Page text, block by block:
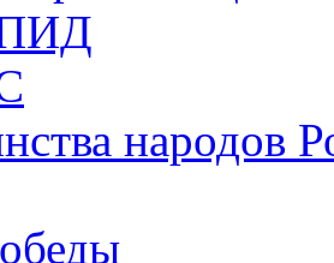
народов